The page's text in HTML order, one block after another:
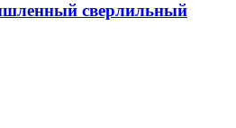
сверлильный